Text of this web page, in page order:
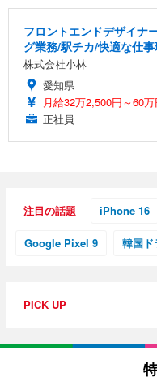
フロントエンドデザイナ
グ業務/駅チカ/快適な仕
株式会社小林
愛知県
月給32万2,500円～60万
正社員
注目の話題 iPhone 16
Google Pixel 9 韓国ド
PICK UP